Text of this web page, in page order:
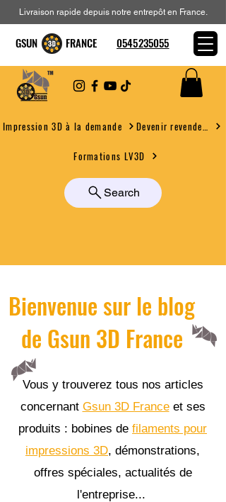
Impression 3D à la demande
Formations LV3D
Search
Livraison rapide depuis notre entrepôt en France.
GSUN FRANCE 0545235055
Bienvenue sur le blog
de Gsun 3D France
Vous y trouverez tous nos articles
concernant Gsun 3D Franceet ses
produits : bobines de filaments pour
impressions 3D, démonstrations,
offres spéciales, actualités de
l'entreprise...